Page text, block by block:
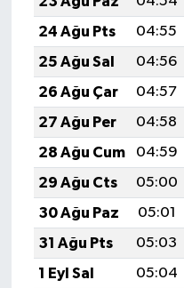
24 Ağu Pts
04:55
25 Ağu Sal
04:56
26 Ağu Çar
04:57
27 Ağu Per
04:58
28 Ağu Cum
04:59
29 Ağu Cts
05:00
30 Ağu Paz
05:01
31 Ağu Pts
05:03
1 Eyl Sal
05:04